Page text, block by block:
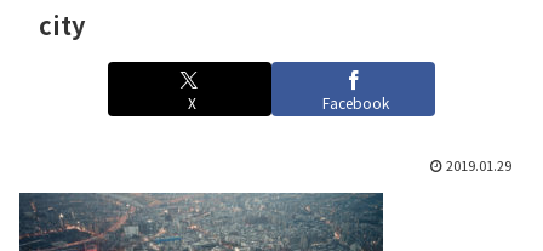
city
X Facebook
2019.01.29